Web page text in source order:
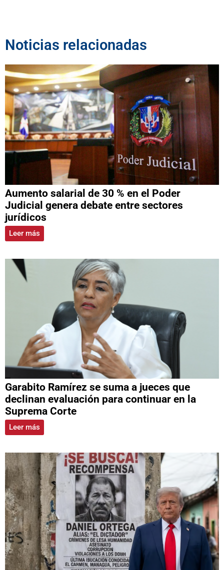
Noticias relacionadas
Aumento salarial de 30 % en el Poder
Judicial genera debate entre sectores
jurídicos
Leer más
Garabito Ramírez se suma a jueces que
declinan evaluación para continuar en la
Suprema Corte
Leer más